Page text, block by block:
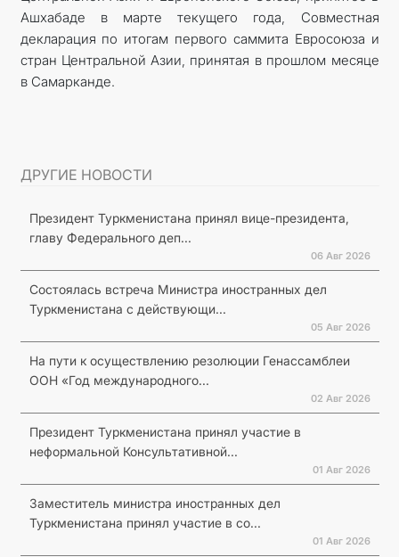
Ашхабаде в марте текущего года, Совместная
декларация по итогам первого саммита Евросоюза и
стран Центральной Азии, принятая в прошлом месяце
в Самарканде.
ДРУГИЕ НОВОСТИ
Президент Туркменистана принял вице-президента,
главу Федерального деп...
06 Авг 2026
Состоялась встреча Министра иностранных дел
Туркменистана с действующи...
05 Авг 2026
На пути к осуществлению резолюции Генассамблеи
ООН «Год международного...
02 Авг 2026
Президент Туркменистана принял участие в
неформальной Консультативной...
01 Авг 2026
Заместитель министра иностранных дел
Туркменистана принял участие в со...
01 Авг 2026